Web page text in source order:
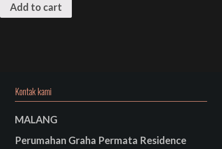
Add to cart
Kontak kami
MALANG
Perumahan Graha Permata Residence